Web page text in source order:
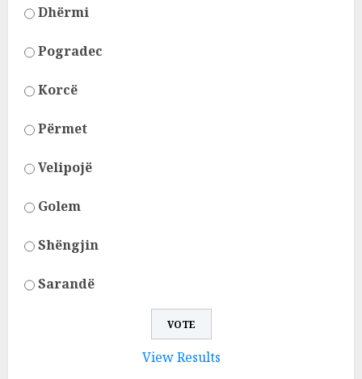
Dhërmi
Pogradec
Korcë
Përmet
Velipojë
Golem
Shëngjin
Sarandë
View Results